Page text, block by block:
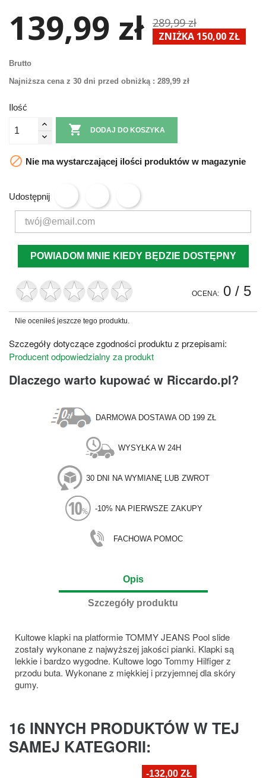
139,99 zł 289,99 zł
ZNIŻKA 150,00 ZŁ
Brutto
Najniższa cena z 30 dni przed obniżką : 289,99 zł
Ilość
 DODAJ DO KOSZYKA
 Nie ma wystarczającej ilości produktów w magazynie
Udostępnij
POWIADOM MNIE KIEDY BĘDZIE DOSTĘPNY
OCENA: 0 / 5
Nie oceniłeś jeszcze tego produktu.
Szczegóły dotyczące zgodności produktu z przepisami:
Producent odpowiedzialny za produkt
Dlaczego warto kupować w Riccardo.pl?
DARMOWA DOSTAWA OD 199 ZŁ
WYSYŁKA W 24H
30 DNI NA WYMIANĘ LUB ZWROT
-10% NA PIERWSZE ZAKUPY
FACHOWA POMOC
Opis
Szczegóły produktu
Kultowe klapki na platformie TOMMY JEANS Pool slide
zostały wykonane z najwyższej jakości pianki. Klapki są
lekkie i bardzo wygodne. Kultowe logo Tommy Hilfiger z
przodu buta. Wykonane z miękkiej i przyjemnej dla skóry
gumy.
16 INNYCH PRODUKTÓW W TEJ
SAMEJ KATEGORII:
-132,00 ZŁ